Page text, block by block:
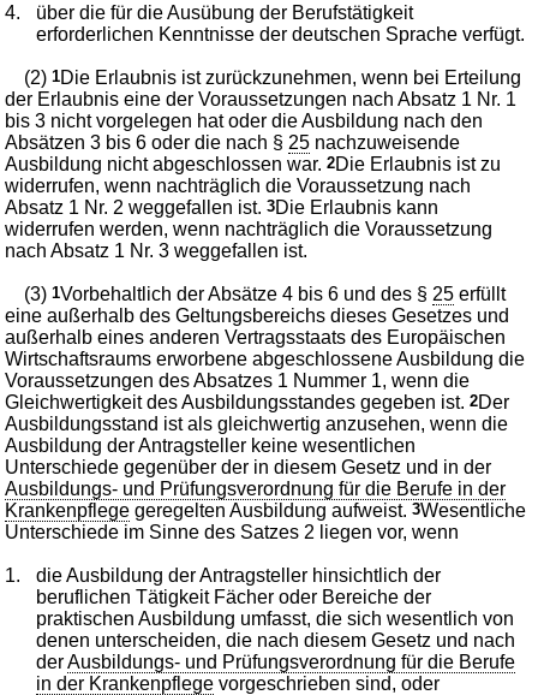
4.
über die für die Ausübung der Berufstätigkeit
erforderlichen Kenntnisse der deutschen Sprache verfügt.
(2)1Die Erlaubnis ist zurückzunehmen, wenn bei Erteilung
der Erlaubnis eine der Voraussetzungen nach Absatz 1 Nr. 1
bis 3 nicht vorgelegen hat oder die Ausbildung nach den
Absätzen 3 bis 6 oder die nach § 25 nachzuweisende
Ausbildung nicht abgeschlossen war.2Die Erlaubnis ist zu
widerrufen, wenn nachträglich die Voraussetzung nach
Absatz 1 Nr. 2 weggefallen ist.3Die Erlaubnis kann
widerrufen werden, wenn nachträglich die Voraussetzung
nach Absatz 1 Nr. 3 weggefallen ist.
(3)1Vorbehaltlich der Absätze 4 bis 6 und des § 25 erfüllt
eine außerhalb des Geltungsbereichs dieses Gesetzes und
außerhalb eines anderen Vertragsstaats des Europäischen
Wirtschaftsraums erworbene abgeschlossene Ausbildung die
Voraussetzungen des Absatzes 1 Nummer 1, wenn die
Gleichwertigkeit des Ausbildungsstandes gegeben ist.2Der
Ausbildungsstand ist als gleichwertig anzusehen, wenn die
Ausbildung der Antragsteller keine wesentlichen
Unterschiede gegenüber der in diesem Gesetz und in der
Ausbildungs- und Prüfungsverordnung für die Berufe in der
Krankenpflege geregelten Ausbildung aufweist.3Wesentliche
Unterschiede im Sinne des Satzes 2 liegen vor, wenn
1.
die Ausbildung der Antragsteller hinsichtlich der
beruflichen Tätigkeit Fächer oder Bereiche der
praktischen Ausbildung umfasst, die sich wesentlich von
denen unterscheiden, die nach diesem Gesetz und nach
derAusbildungs- und Prüfungsverordnung für die Berufe
in der Krankenpflege vorgeschrieben sind, oder